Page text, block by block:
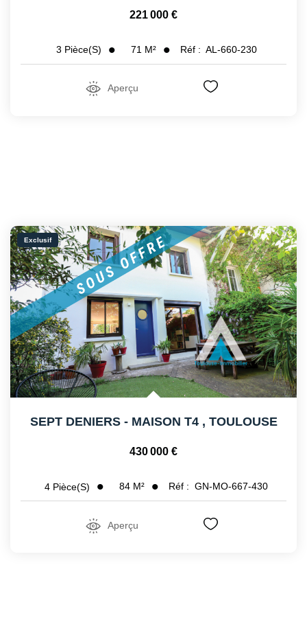
221 000 €
3 Pièce(s) 71 M² Réf : AL-660-230
Aperçu
Exclusif
SEPT DENIERS - MAISON T4 , TOULOUSE
430 000 €
4 Pièce(s) 84 M² Réf : GN-MO-667-430
Aperçu